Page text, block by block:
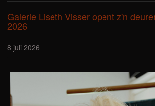
Galerie Liseth Visser opent z'n
2026
8 juli 2026